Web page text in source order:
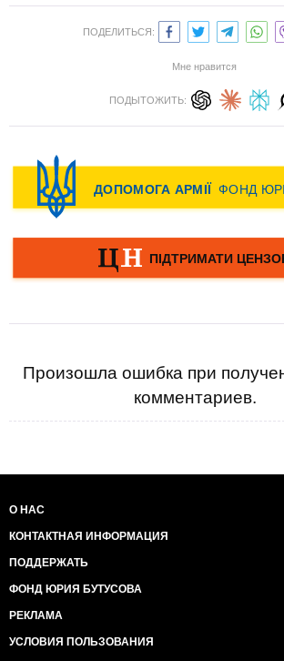
ПОДЕЛИТЬСЯ:
Мне нравится
ПОДЫТОЖИТЬ:
Произошла ошибка при
комментариев.
О НАС
КОНТАКТНАЯ ИНФОРМАЦИЯ
ПОДДЕРЖАТЬ
ФОНД ЮРИЯ БУТУСОВА
РЕКЛАМА
УСЛОВИЯ ПОЛЬЗОВАНИЯ